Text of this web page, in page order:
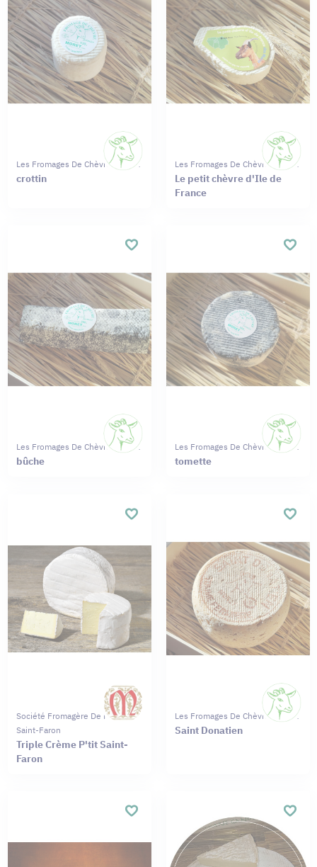
Les Fromages De Chèvres Moret
crottin
Les Fromages De Chèvres Moret
Le petit chèvre d'Ile de
France
Les Fromages De Chèvres Moret
bûche
Les Fromages De Chèvres Moret
tomette
Société Fromagère De Meaux
Saint-Faron
Triple Crème P'tit Saint-
Faron
Les Fromages De Chèvres Moret
Saint Donatien